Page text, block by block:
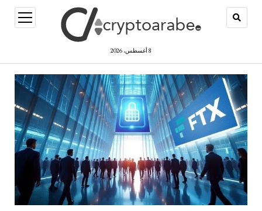
8 أغسطس، 2026
open
menu